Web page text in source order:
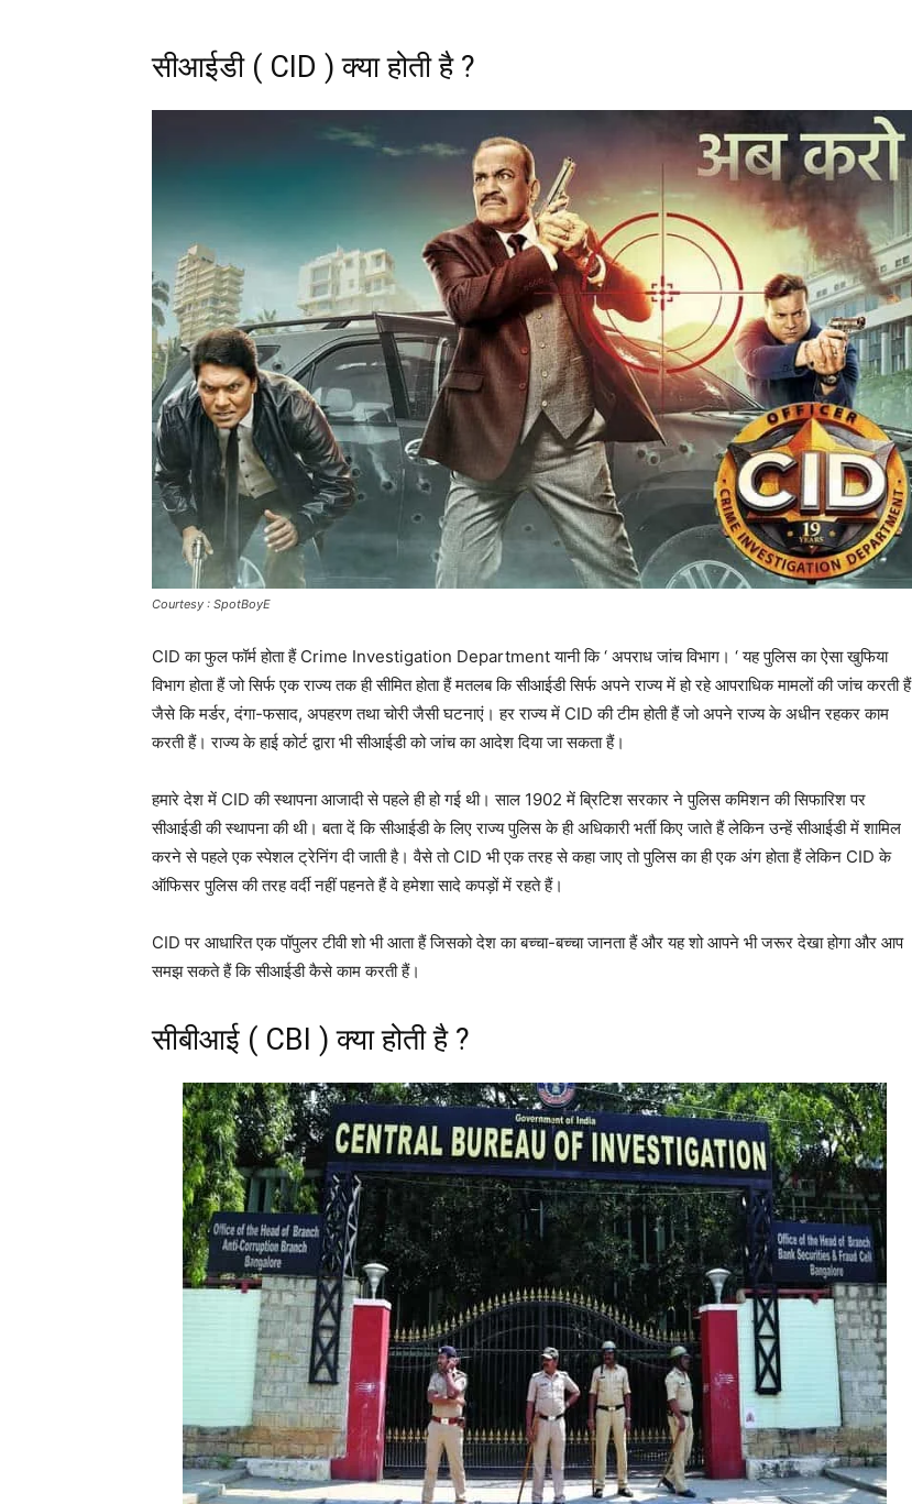
सीआईडी ( CID ) क्या होती है ?
Courtesy : SpotBoyE
CID का फुल फॉर्म होता हैं Crime Investigation Department यानी कि ‘ अपराध जांच विभाग। ‘ यह पुलिस का ऐसा खुफिया
विभाग होता हैं जो सिर्फ एक राज्य तक ही सीमित होता हैं मतलब कि सीआईडी सिर्फ अपने राज्य में हो रहे आपराधिक मामलों की जांच करती हैं
जैसे कि मर्डर, दंगा-फसाद, अपहरण तथा चोरी जैसी घटनाएं। हर राज्य में CID की टीम होती हैं जो अपने राज्य के अधीन रहकर काम
करती हैं। राज्य के हाई कोर्ट द्वारा भी सीआईडी को जांच का आदेश दिया जा सकता हैं।
हमारे देश में CID की स्थापना आजादी से पहले ही हो गई थी। साल 1902 में ब्रिटिश सरकार ने पुलिस कमिशन की सिफारिश पर
सीआईडी की स्थापना की थी। बता दें कि सीआईडी के लिए राज्य पुलिस के ही अधिकारी भर्ती किए जाते हैं लेकिन उन्हें सीआईडी में शामिल
करने से पहले एक स्पेशल ट्रेनिंग दी जाती है। वैसे तो CID भी एक तरह से कहा जाए तो पुलिस का ही एक अंग होता हैं लेकिन CID के
ऑफिसर पुलिस की तरह वर्दी नहीं पहनते हैं वे हमेशा सादे कपड़ों में रहते हैं।
CID पर आधारित एक पॉपुलर टीवी शो भी आता हैं जिसको देश का बच्चा-बच्चा जानता हैं और यह शो आपने भी जरूर देखा होगा और आप
समझ सकते हैं कि सीआईडी कैसे काम करती हैं।
सीबीआई ( CBI ) क्या होती है ?